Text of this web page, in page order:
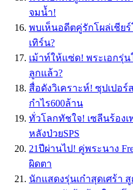
จมน้ำ!
พบเห็นอดีตคู่รักโผล่เชีย
เทิร์น?
เม้าท์ให้แซ่ด! พระเอกรุ่
ลูกแล้ว?
สื่อดังวิเคราะห์! ซุปเปอ
กำไร600ล้าน
ทั่วโลกทัชใจ! เซลีนร้อง
หลังป่วยSPS
21ปีผ่านไป! คู่พระนาง
ผิดตา
นักแสดงรุ่นเก๋าสุดเศร้า